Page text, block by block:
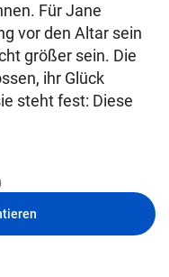
Für Jane
vor den Altar sein
größer sein. Die
ihr Glück
steht fest: Diese